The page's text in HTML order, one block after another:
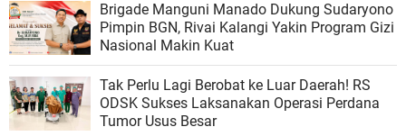
Brigade Manguni Manado Dukung Sudaryono
Pimpin BGN, Rivai Kalangi Yakin Program Gizi
Nasional Makin Kuat
Tak Perlu Lagi Berobat ke Luar Daerah! RS
ODSK Sukses Laksanakan Operasi Perdana
Tumor Usus Besar